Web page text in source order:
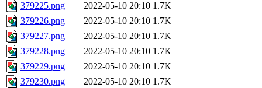
379225.png
2022-05-10 20:10 1.7K
379226.png
2022-05-10 20:10 1.7K
379227.png
2022-05-10 20:10 1.7K
379228.png
2022-05-10 20:10 1.7K
379229.png
2022-05-10 20:10 1.7K
379230.png
2022-05-10 20:10 1.7K